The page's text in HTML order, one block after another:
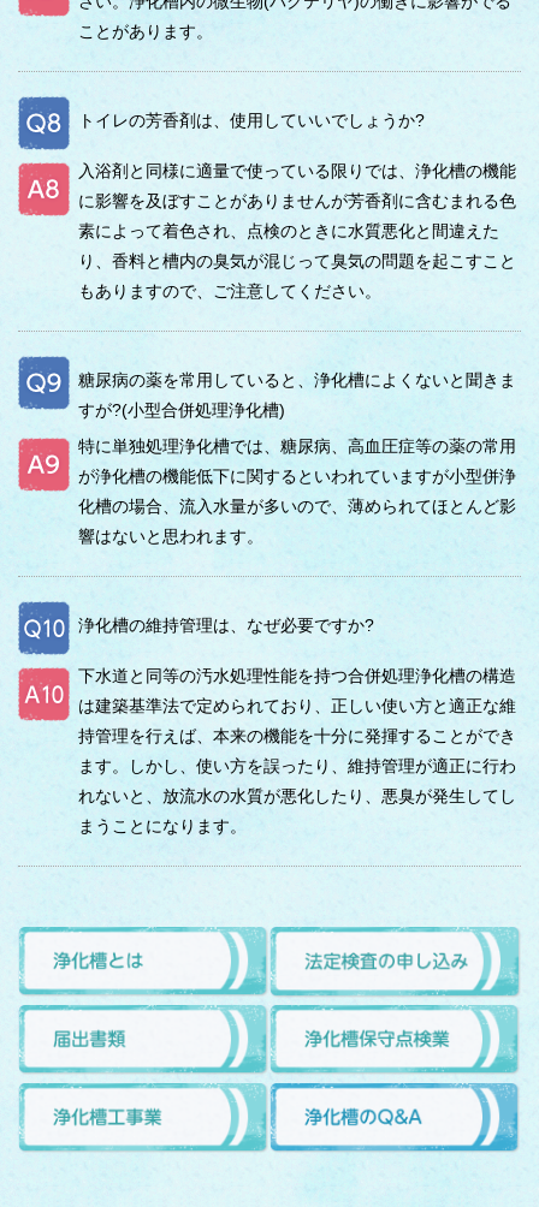
ことがあります。
トイレの芳香剤は、使用していいでしょうか?
入浴剤と同様に適量で使っている限りでは、浄化槽の機能
に影響を及ぼすことがありませんが芳香剤に含むまれる色
素によって着色され、点検のときに水質悪化と間違えた
り、香料と槽内の臭気が混じって臭気の問題を起こすこと
もありますので、ご注意してください。
糖尿病の薬を常用していると、浄化槽によくないと聞きま
すが?(小型合併処理浄化槽)
特に単独処理浄化槽では、糖尿病、高血圧症等の薬の常用
が浄化槽の機能低下に関するといわれていますが小型併浄
化槽の場合、流入水量が多いので、薄められてほとんど影
響はないと思われます。
浄化槽の維持管理は、なぜ必要ですか?
下水道と同等の汚水処理性能を持つ合併処理浄化槽の構造
は建築基準法で定められており、正しい使い方と適正な維
持管理を行えば、本来の機能を十分に発揮することができ
ます。しかし、使い方を誤ったり、維持管理が適正に行わ
れないと、放流水の水質が悪化したり、悪臭が発生してし
まうことになります。